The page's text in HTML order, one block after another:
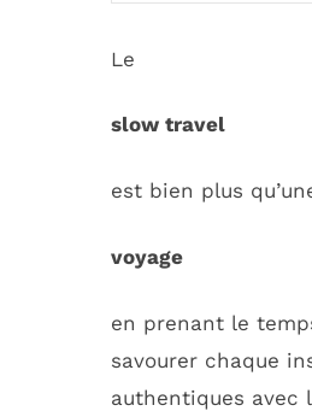
Le
slow travel
est bien plus
voyage
en prenant le
savourer chaque
authentiques avec